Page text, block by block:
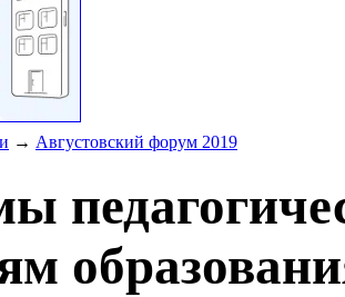
→ Августовский форум 2019